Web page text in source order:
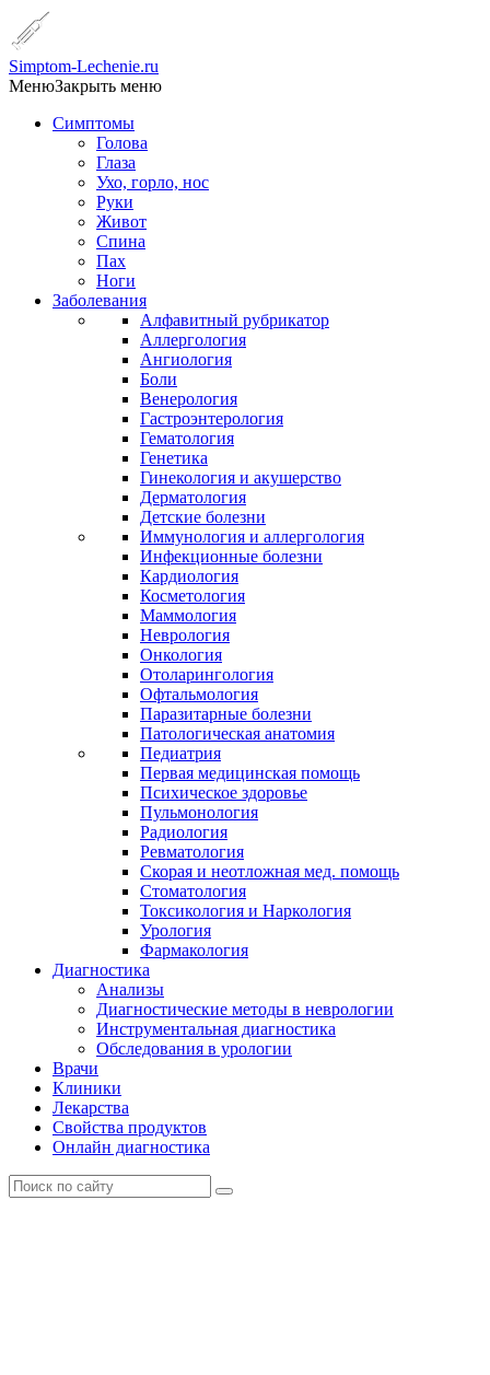
Simptom-Lechenie.ru
МенюЗакрыть меню
Симптомы
Голова
Глаза
Ухо, горло, нос
Руки
Живот
Спина
Пах
Ноги
Заболевания
Алфавитный рубрикатор
Аллергология
Ангиология
Боли
Венерология
Гастроэнтерология
Гематология
Генетика
Гинекология и акушерство
Дерматология
Детские болезни
Иммунология и аллергология
Инфекционные болезни
Кардиология
Косметология
Маммология
Неврология
Онкология
Отоларингология
Офтальмология
Паразитарные болезни
Патологическая анатомия
Педиатрия
Первая медицинская помощь
Психическое здоровье
Пульмонология
Радиология
Ревматология
Скорая и неотложная мед. помощь
Стоматология
Токсикология и Наркология
Урология
Фармакология
Диагностика
Анализы
Диагностические методы в неврологии
Инструментальная диагностика
Обследования в урологии
Врачи
Клиники
Лекарства
Свойства продуктов
Онлайн диагностика